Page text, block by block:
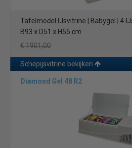
Tafelmodel IJsvitrine | Babygel | 4
B93 x D51 x H55 cm
€ 1901,00
Schepijsvitrine bekijken
Diamond Gel 48 R2